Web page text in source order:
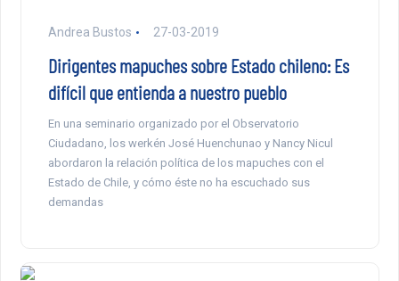
Andrea Bustos 27-03-2019
Dirigentes mapuches sobre Estado chileno: Es
difícil que entienda a nuestro pueblo
En una seminario organizado por el Observatorio
Ciudadano, los werkén José Huenchunao y Nancy Nicul
abordaron la relación política de los mapuches con el
Estado de Chile, y cómo éste no ha escuchado sus
demandas